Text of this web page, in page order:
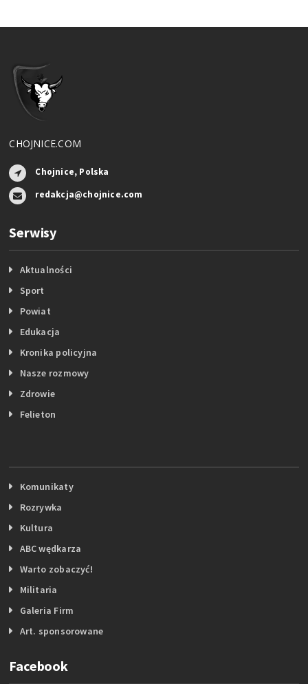
CHOJNICE.COM
Chojnice, Polska
redakcja@chojnice.com
Serwisy
Aktualności
Sport
Powiat
Edukacja
Kronika policyjna
Nasze rozmowy
Zdrowie
Felieton
Komunikaty
Rozrywka
Kultura
ABC wędkarza
Warto zobaczyć!
Militaria
Galeria Firm
Art. sponsorowane
Facebook